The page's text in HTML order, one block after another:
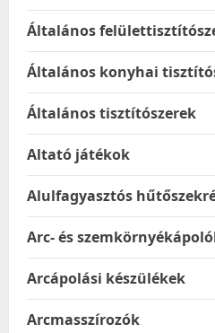
Általános
Általános konyhai
Általános tisztítószerek
Altató játékok
Alulfagyasztós
Arc- és
Arcápolási készülékek
Arcmasszírozók